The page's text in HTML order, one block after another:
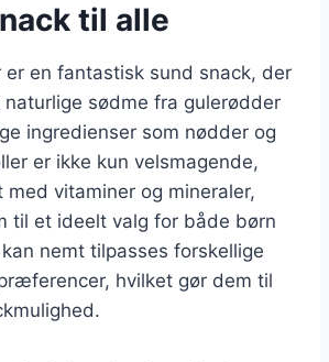
til alle
er en fantastisk sund snack, der
sødme fra gulerødder
ingredienser som nødder og
er ikke kun velsmagende,
med vitaminer og mineraler,
til et ideelt valg for både børn
nemt tilpasses forskellige
hvilket gør dem til